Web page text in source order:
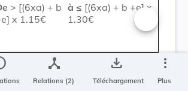
> [(6xa) + b
x 1.15€
à ≤ [(6xa) + b +e] x
1.30€
> [(6xa) +
+e] x
€
[(6xa) + (2xb)
Changer la
device_hub
Relations (2)
save_alt
Téléchargement
more_vert
Plus